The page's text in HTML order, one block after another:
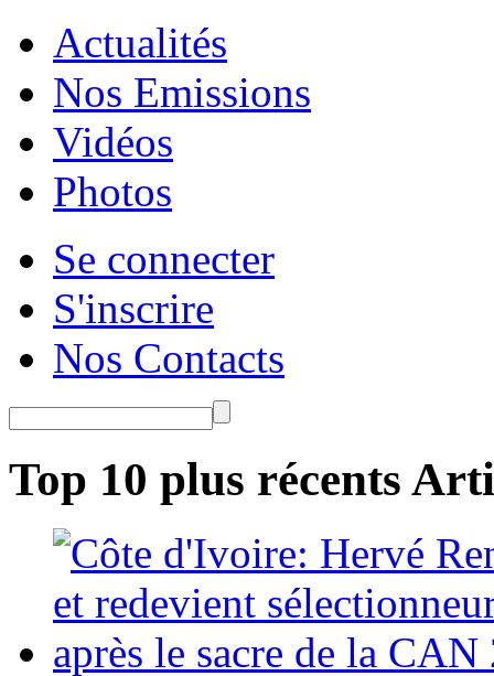
Actualités
Nos Emissions
Vidéos
Photos
Se connecter
S'inscrire
Nos Contacts
Top 10 plus récents